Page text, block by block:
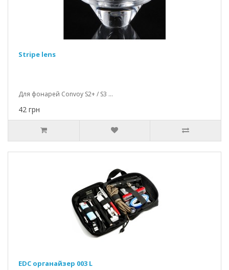
Stripe lens
Для фонарей Convoy S2+ / S3 ...
42 грн
EDC органайзер 003 L